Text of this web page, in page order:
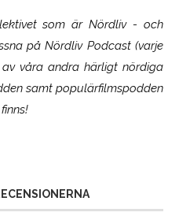
som ärNördliv- och
på Nördliv Podcast (varje
våra andra härligt nördiga
samt populärfilmspodden